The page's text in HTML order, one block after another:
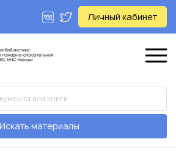
Личный кабинет
Искать материалы